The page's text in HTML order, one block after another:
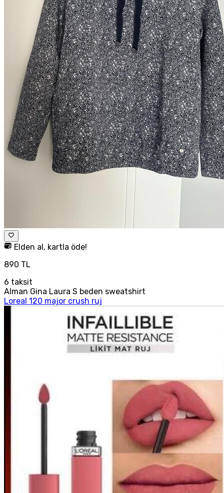
Elden al, kartla öde!
890 TL
6 taksit
Alman Gina Laura S beden sweatshirt
Loreal 120 major crush ruj